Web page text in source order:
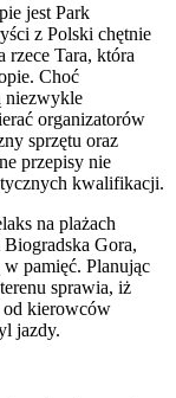
jest Park
z Polski chętnie
rzece Tara, która
Choć
niezwykle
organizatorów
sprzętu oraz
przepisy nie
kwalifikacji.
na plażach
Gora,
pamięć. Planując
sprawia, iż
od kierowców
jazdy.